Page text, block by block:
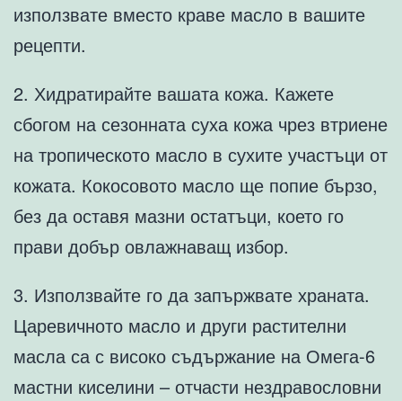
използвате вместо краве масло в вашите
рецепти.
2. Хидратирайте вашата кожа. Кажете
сбогом на сезонната суха кожа чрез втриене
на тропическото масло в сухите участъци от
кожата. Кокосовото масло ще попие бързо,
без да оставя мазни остатъци, което го
прави добър овлажнаващ избор.
3. Използвайте го да запържвате храната.
Царевичното масло и други растителни
масла са с високо съдържание на Омега-6
мастни киселини – отчасти нездравословни